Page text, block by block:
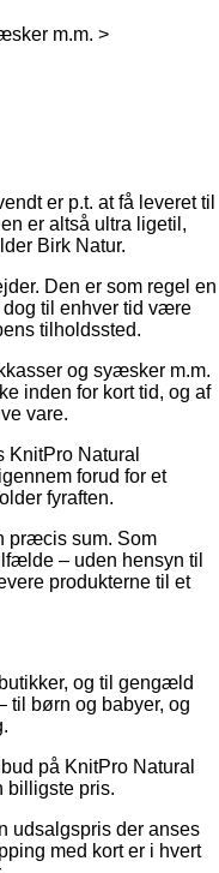
m.m. >
er p.t. at få leveret til
er altså ultra ligetil,
Birk Natur.
Den er som regel en
dog til enhver tid være
tilholdssted.
og syæsker m.m.
inden for kort tid, og af
vare.
KnitPro Natural
forud for et
fyraften.
præcis sum. Som
– uden hensyn til
produkterne til et
og til gengæld
til børn og babyer, og
på KnitPro Natural
billigste pris.
udsalgspris der anses
med kort er i hvert